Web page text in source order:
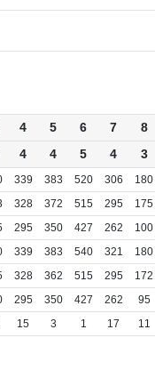
4 5 6 7 8
4 4 5 4 3
339 383 520 306 180
328 372 515 295 175
295 350 427 262 100
339 383 540 321 180
328 362 515 295 172
295 350 427 262 95
15 3 1 17 11